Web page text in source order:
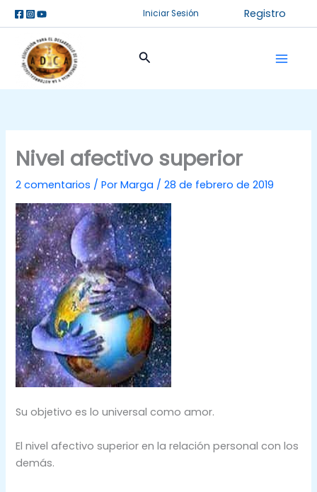
al
contenido
Iniciar Sesión Registro
Buscar
Nivel afectivo superior
2 comentarios / PorMarga /28 de febrero de 2019
Su objetivo es lo universal como amor.
El nivel afectivo superior en la relación personal con los
demás.